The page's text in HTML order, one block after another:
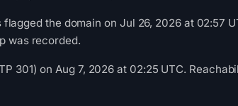
flagged the domain on Jul 26, 2026 at 02:57
was recorded.
301) on Aug 7, 2026 at 02:25 UTC.